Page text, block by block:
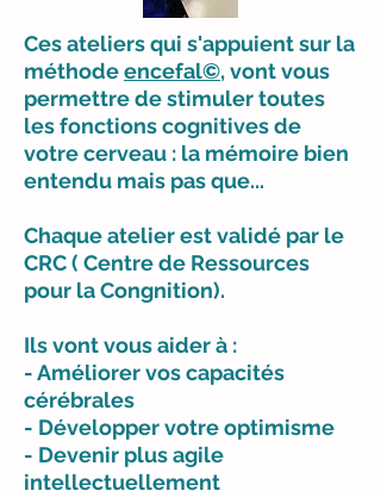
Ces ateliers qui s'appuient sur la
méthodeencefal©, vont vous
permettre de stimuler toutes
les fonctions cognitives de
votre cerveau : la mémoire bien
entendu mais pas que...
Chaque atelier est validé par le
CRC ( Centre de Ressources
pour la Congnition).
Ils vont vous aider à :
- Améliorer vos capacités
cérébrales
- Développer votre optimisme
- Devenir plus agile
intellectuellement